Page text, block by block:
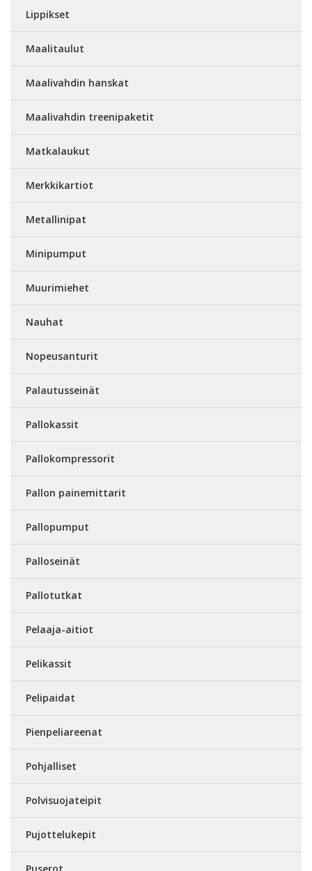
Lippikset
Maalitaulut
Maalivahdin hanskat
Maalivahdin treenipaketit
Matkalaukut
Merkkikartiot
Metallinipat
Minipumput
Muurimiehet
Nauhat
Nopeusanturit
Palautusseinät
Pallokassit
Pallokompressorit
Pallon painemittarit
Pallopumput
Palloseinät
Pallotutkat
Pelaaja-aitiot
Pelikassit
Pelipaidat
Pienpeliareenat
Pohjalliset
Polvisuojateipit
Pujottelukepit